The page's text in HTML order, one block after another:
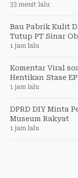
33 menit lalu
Bau Pabrik Kulit
Tutup PT Sinar
1 jam lalu
Komentar Viral
Hentikan Stase
1 jam lalu
DPRD DIY Minta
Museum Rakyat
1 jam lalu